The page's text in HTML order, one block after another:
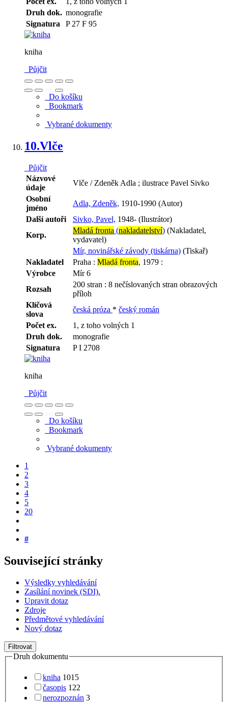
Druh dok. monografie
Signatura
P 27 F 95
kniha
Půjčit
Do košíku
Bookmark
Vybrané dokumenty
10.Vlče
Půjčit
Názvové
údaje
Vlče / Zdeněk Adla ; ilustrace Pavel Sivko
Osobní
jméno
Adla, Zdeněk, 1910-1990 (Autor)
Další autoři
Sivko, Pavel, 1948- (Ilustrátor)
Korp.
Mladá fronta (nakladatelství) (Nakladatel,
vydavatel)
Mír, novinářské závody (tiskárna) (Tiskař)
Nakladatel
Praha : Mladá fronta, 1979 :
Výrobce
Mír 6
Rozsah
200 stran : 8 nečíslovaných stran obrazových
příloh
Klíčová
slova
česká próza * český román
Počet ex.
1, z toho volných 1
Druh dok.
monografie
Signatura
P I 2708
kniha
Půjčit
Do košíku
Bookmark
Vybrané dokumenty
1
2
3
4
5
20
#
Související stránky
Výsledky vyhledávání
Zasílání novinek (SDI).
Upravit dotaz
Zdroje
Předmětové vyhledávání
Nový dotaz
Filtrovat
Druh dokumentu
kniha 1015
časopis 122
nerozpoznán 3